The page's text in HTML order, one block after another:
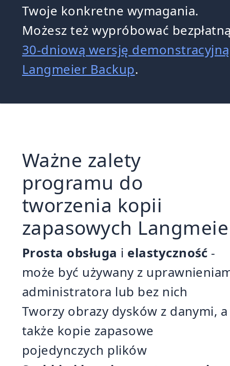
Twoje konkretne wymagania.
Możesz też wypróbować
30-dniową wersję demonstracyjną
Langmeier Backup.
Ważne zalety
programu do
tworzenia kopii
zapasowych
Prosta obsługa i elastyczność -
może być używany z
administratora lub bez nich
Tworzy obrazy dysków z danymi, a
także kopie zapasowe
pojedynczych plików